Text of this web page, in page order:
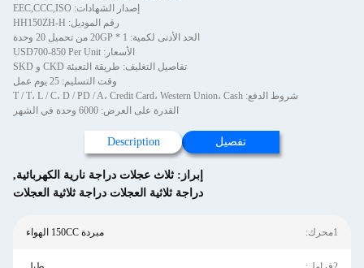
إصدار الشهادات: EEC,CCC,ISO
رقم الموديل: HH150ZH-H
الحد الأدنى لكمية: 1 * 20GP من تحميل 20 وحدة
الأسعار: USD700-850 Per Unit
تفاصيل التغليف: طريقة التعبئة CKD و SKD
وقت التسليم: 25 يوم عمل
شروط الدفع: T / T، L / C، D / PD / A، Credit Card، Western Union، Cash
القدرة على العرض: 6000 وحدة في الشهر
تفصيل Description
إبراز: ثلاث عجلات دراجة نارية الكهربائية,
دراجة ثلاثية العجلات دراجة ثلاثية العجلات
1محرك: مبردة 150CC الهواء